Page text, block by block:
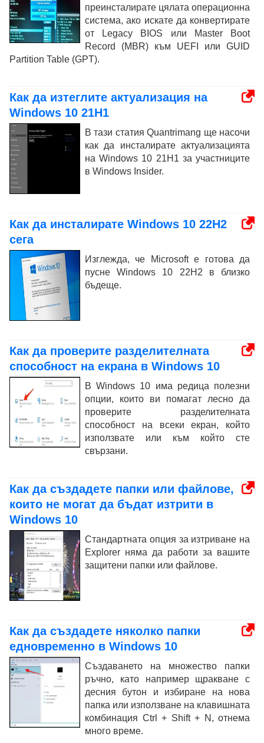
преинсталирате цялата операционна
система, ако искате да конвертирате
от Legacy BIOS или Master Boot
Record (MBR) към UEFI или GUID
Partition Table (GPT).
Как да изтеглите актуализация на
Windows 10 21H1
В тази статия Quantrimang ще насочи
как да инсталирате актуализацията
на Windows 10 21H1 за участниците
в Windows Insider.
Как да инсталирате Windows 10 22H2
сега
Изглежда, че Microsoft е готова да
пусне Windows 10 22H2 в близко
бъдеще.
Как да проверите разделителната
способност на екрана в Windows 10
В Windows 10 има редица полезни
опции, които ви помагат лесно да
проверите разделителната
способност на всеки екран, който
използвате или към който сте
свързани.
Как да създадете папки или файлове,
които не могат да бъдат изтрити в
Windows 10
Стандартната опция за изтриване на
Explorer няма да работи за вашите
защитени папки или файлове.
Как да създадете няколко папки
едновременно в Windows 10
Създаването на множество папки
ръчно, като например щракване с
десния бутон и избиране на нова
папка или използване на клавишната
комбинация Ctrl + Shift + N, отнема
много време.